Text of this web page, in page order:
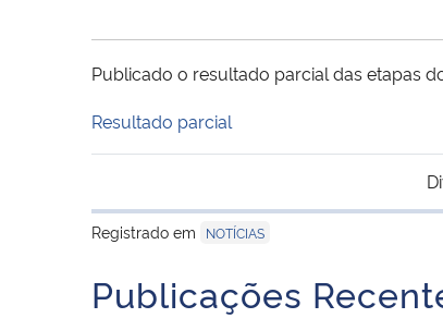
Publicado o resultado parcial das etapas
Resultado parcial
Registrado em
NOTÍCIAS
Publicações